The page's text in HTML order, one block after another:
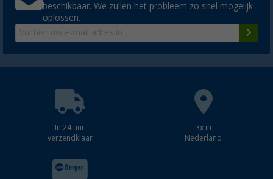
beschikbaar. We zullen het probleem zo snel mogelijk
oplossen.
In 24 uur
verzendklaar
3x in
Nederland